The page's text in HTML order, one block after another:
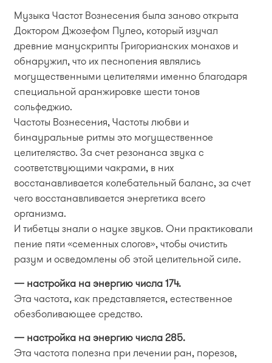
Музыка Частот Вознесения была заново открыта
Доктором Джозефом Пулео, который изучал
древние манускрипты Григорианских монахов и
обнаружил, что их песнопения являлись
могущественными целителями именно благодаря
специальной аранжировке шести тонов
сольфеджио.
Частоты Вознесения, Частоты любви и
бинауральные ритмы это могущественное
целителяство. За счет резонанса звука с
соответствующими чакрами, в них
восстанавливается колебательный баланс, за счет
чего восстанавливается энергетика всего
организма.
И тибетцы знали о науке звуков. Они практиковали
пение пяти «семенных слогов», чтобы очистить
разум и осведомлены об этой целительной силе.
— настройка на энергию числа 174.
Эта частота, как представляется, естественное
обезболивающее средство.
— настройка на энергию числа 285.
Эта частота полезна при лечении ран, порезов,